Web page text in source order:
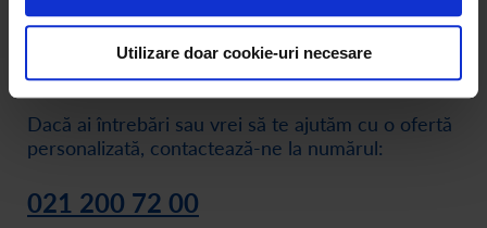
Utilizare doar cookie-uri necesare
Dacă ai întrebări sau vrei să te ajutăm cu o ofertă
personalizată, contactează-ne la numărul:
021 200 72 00